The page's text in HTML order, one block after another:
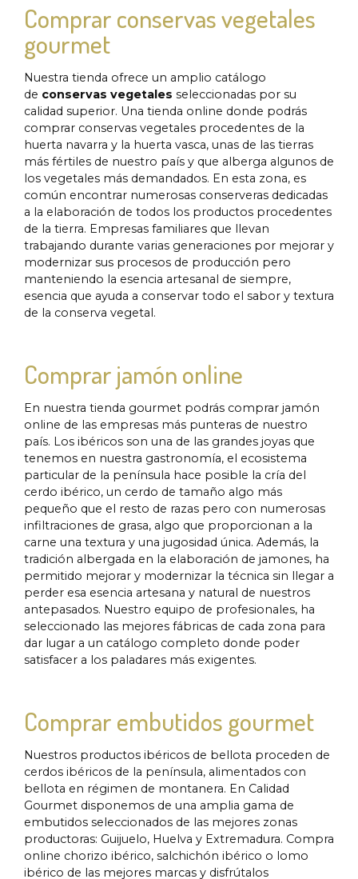
Comprar conservas vegetales
gourmet
Nuestra tienda ofrece un amplio catálogo
de conservas vegetales seleccionadas por su
calidad superior. Una tienda online donde podrás
comprar conservas vegetales procedentes de la
huerta navarra y la huerta vasca, unas de las tierras
más fértiles de nuestro país y que alberga algunos de
los vegetales más demandados. En esta zona, es
común encontrar numerosas conserveras dedicadas
a la elaboración de todos los productos procedentes
de la tierra. Empresas familiares que llevan
trabajando durante varias generaciones por mejorar y
modernizar sus procesos de producción pero
manteniendo la esencia artesanal de siempre,
esencia que ayuda a conservar todo el sabor y textura
de la conserva vegetal.
Comprar jamón online
En nuestra tienda gourmet podrás comprar jamón
online de las empresas más punteras de nuestro
país. Los ibéricos son una de las grandes joyas que
tenemos en nuestra gastronomía, el ecosistema
particular de la península hace posible la cría del
cerdo ibérico, un cerdo de tamaño algo más
pequeño que el resto de razas pero con numerosas
infiltraciones de grasa, algo que proporcionan a la
carne una textura y una jugosidad única. Además, la
tradición albergada en la elaboración de jamones, ha
permitido mejorar y modernizar la técnica sin llegar a
perder esa esencia artesana y natural de nuestros
antepasados. Nuestro equipo de profesionales, ha
seleccionado las mejores fábricas de cada zona para
dar lugar a un catálogo completo donde poder
satisfacer a los paladares más exigentes.
Comprar embutidos gourmet
Nuestros productos ibéricos de bellota proceden de
cerdos ibéricos de la península, alimentados con
bellota en régimen de montanera. En Calidad
Gourmet disponemos de una amplia gama de
embutidos seleccionados de las mejores zonas
productoras: Guijuelo, Huelva y Extremadura. Compra
online chorizo ibérico, salchichón ibérico o lomo
ibérico de las mejores marcas y disfrútalos